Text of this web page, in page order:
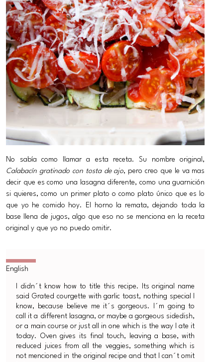
No sabía como llamar a esta receta. Su nombre original,
Calabacín gratinado con tosta de ajo, pero creo que le va mas
decir que es como una lasagna diferente, como una guarnición
si quieres, como un primer plato o como plato único que es lo
que yo he comido hoy. El horno la remata, dejando toda la
base llena de jugos, algo que eso no se menciona en la receta
original y que yo no puedo omitir.
I didn´t know how to title this recipe. Its original name
said Grated courgette with garlic toast, nothing special I
know, because believe me it´s gorgeous. I´m going to
call it a different lasagna, or maybe a gorgeous sidedish,
or a main course or just all in one which is the way I ate it
today. Oven gives its final touch, leaving a base, with
reduced juices from all the veggies, something which is
not mencioned in the original recipe and that I can´t omit